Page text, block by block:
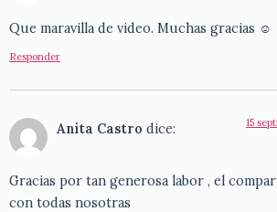
Que maravilla de video. Muchas gracias ☺
Responder
Anita Castro dice: 15
Gracias por tan generosa labor , el
con todas nosotras